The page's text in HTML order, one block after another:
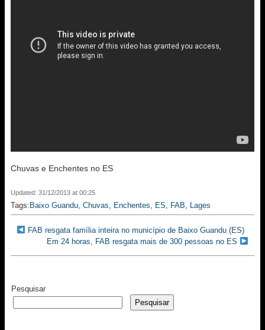
Chuvas e Enchentes no ES
Updated: 31/12/2013 at 00:25
Tags: Baixo Guandu, Chuvas, Enchentes, ES, FAB, Lages
FAB resgata família inteira no município de Baixo Guandu (ES)
Em 24 horas, FAB resgata mais de 300 pessoas no ES
Pesquisar
Pesquisar